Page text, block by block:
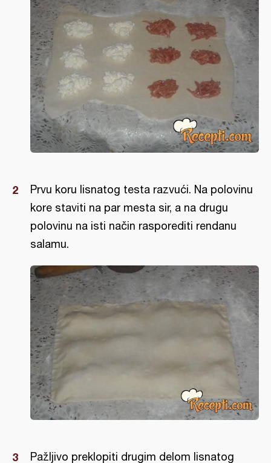
Prvu koru lisnatog testa razvući. Na polovinu
kore staviti na par mesta sir, a na drugu
polovinu na isti način rasporediti rendanu
salamu.
Pažljivo preklopiti drugim delom lisnatog